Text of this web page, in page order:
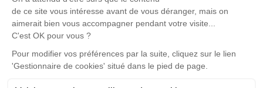
pflemiere@orange.fr
26, rue du Maréchal Foch - 59133 - Phalempin
4.7/5 - 34 avis
Pompes Funèbres & Marbrerie LEMIERE - SINGEZ